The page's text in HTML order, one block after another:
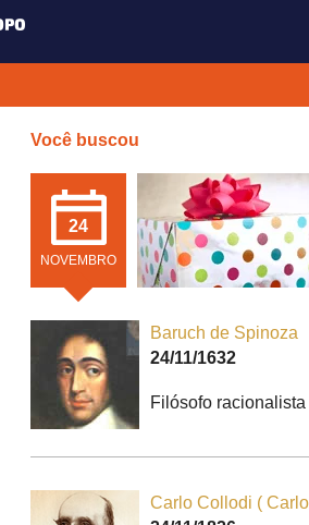
Você buscou
24
NOVEMBRO
Baruch de Spinoza
24/11/1632
Filósofo
Carlo Collodi (